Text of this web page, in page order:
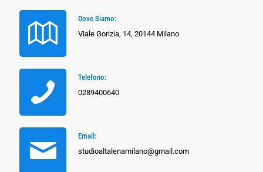
Dove Siamo:
Viale Gorizia, 14, 20144 Milano
Telefono:
0289400640
Email:
studioaltalenamilano@gmail.com